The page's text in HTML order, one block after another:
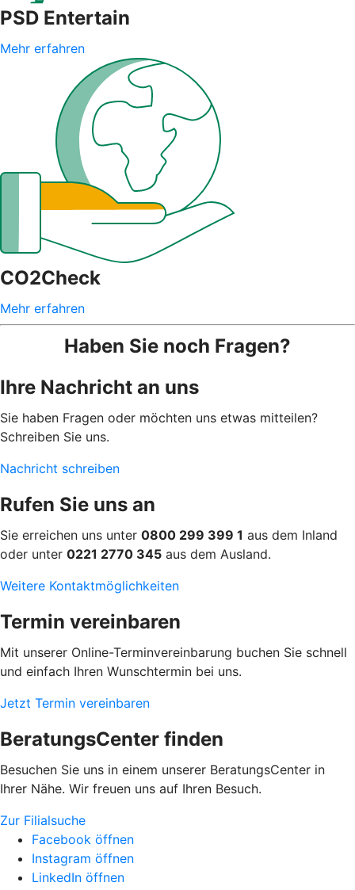
PSD Entertain
Mehr erfahren
CO2Check
Mehr erfahren
Haben Sie noch Fragen?
Ihre Nachricht an uns
Sie haben Fragen oder möchten uns etwas mitteilen?
Schreiben Sie uns.
Nachricht schreiben
Rufen Sie uns an
Sie erreichen uns unter 0800 299 399 1 aus dem Inland
oder unter 0221 2770 345 aus dem Ausland.
Weitere Kontaktmöglichkeiten
Termin vereinbaren
Mit unserer Online-Terminvereinbarung buchen Sie schnell
und einfach Ihren Wunschtermin bei uns.
Jetzt Termin vereinbaren
BeratungsCenter finden
Besuchen Sie uns in einem unserer BeratungsCenter in
Ihrer Nähe. Wir freuen uns auf Ihren Besuch.
Zur Filialsuche
Facebook öffnen
Instagram öffnen
LinkedIn öffnen